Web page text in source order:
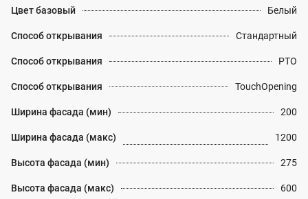
Цвет базовый Белый
Способ открывания Стандартный
Способ открывания PTO
Способ открывания TouchOpening
Ширина фасада (мин) 200
Ширина фасада (макс) 1200
Высота фасада (мин) 275
Высота фасада (макс) 600